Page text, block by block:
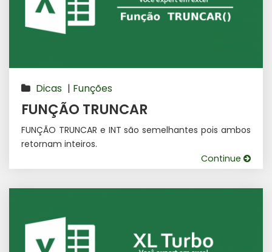
Dicas | Funções
FUNÇÃO TRUNCAR
FUNÇÃO TRUNCAR e INT são semelhantes pois ambos
retornam inteiros.
Continue